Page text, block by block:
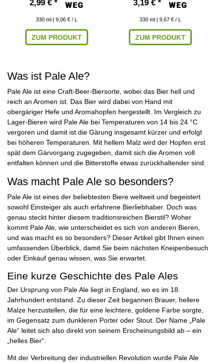
2,99 € *
330 ml | 9,06 € / L
ZUM PRODUKT
3,19 € *
330 ml | 9,67 € / L
ZUM PRODUKT
Was ist Pale Ale?
Pale Ale ist eine Craft-Beer-Biersorte, wobei das Bier hell und
reich an Aromen ist. Das Bier wird dabei von Hand mit
obergäriger Hefe und Aromahopfen hergestellt. Im Vergleich zu
Lager-Bieren wird Pale Ale bei Temperaturen von 14 bis 24 °C
vergoren und damit ist die Gärung insgesamt kürzer und erfolgt
bei höheren Temperaturen. Mit hellem Malz wird der Hopfen erst
spät dem Gärvorgang zugegeben, damit sich die Aromen voll
entfalten können und die Bitterstoffe etwas zurückhaltender sind.
Was macht Pale Ale so besonders?
Pale Ale ist eines der beliebtesten Biere weltweit und begeistert
sowohl Einsteiger als auch erfahrene Bierliebhaber. Doch was
genau steckt hinter diesem traditionsreichen Bierstil? Woher
kommt Pale Ale, wie unterscheidet es sich von anderen Bieren,
und was macht es so besonders? Dieser Artikel gibt Ihnen einen
umfassenden Überblick, damit Sie beim nächsten Kneipenbesuch
oder Einkauf genau wissen, was Sie erwartet.
Eine kurze Geschichte des Pale Ales
Der Ursprung von Pale Ale liegt in England, wo es im 18.
Jahrhundert entstand. Zu dieser Zeit begannen Brauer, hellere
Malze herzustellen, die für eine leichtere, goldene Farbe sorgte,
im Gegensatz zum dunkleren Porter oder Stout. Der Name „Pale
Ale“ leitet sich also direkt von seinem Erscheinungsbild ab – ein
„helles Bier“.
Mit der Verbreitung der industriellen Revolution wurde Pale Ale